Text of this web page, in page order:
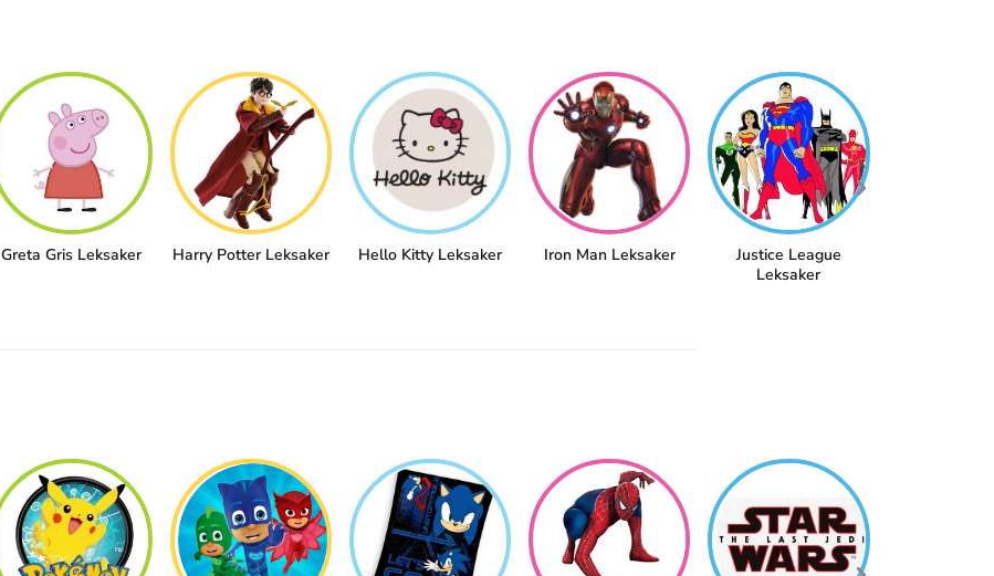
Greta Gris Leksaker Harry Potter Leksaker Hello Kitty Leksaker Iron Man Leksaker
Justice League
Leksaker